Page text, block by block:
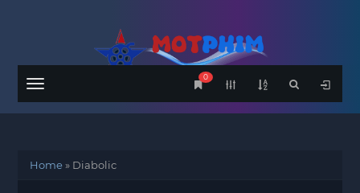
Menu
0
Home» Diabolic